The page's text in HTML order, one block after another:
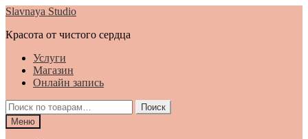
Перейти
навигации
Перейти
содержимому
Slavnaya Studio
Красота от чистого сердца
Услуги
Магазин
Онлайн запись
Искать:
Поиск
Меню